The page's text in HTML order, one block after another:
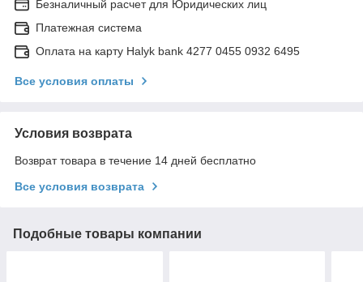
Безналичный расчет для Юридических лиц
Платежная система
Оплата на карту Halyk bank 4277 0455 0932 6495
Все условия оплаты
Условия возврата
Возврат товара в течение 14 дней бесплатно
Все условия возврата
Подобные товары компании